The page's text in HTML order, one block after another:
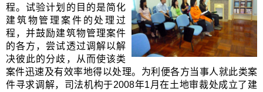
程。试验计划的目的是简化
建筑物管理案件的处理过
程，并鼓励建筑物管理案件
的各方，尝试透过调解以解
决彼此的分歧，从而使该类
案件迅速及有效率地得以处理。为利便各方当事人就此类案
件寻求调解，司法机构于2008年1月在土地审裁处成立了建